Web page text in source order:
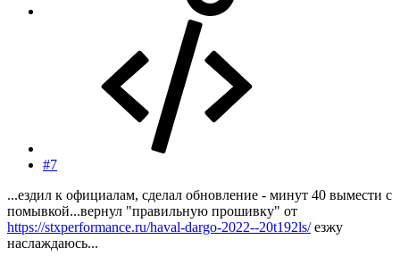
#7
...ездил к официалам, сделал обновление - минут 40 вымести с
помывкой...вернул "правильную прошивку" от
https://stxperformance.ru/haval-dargo-2022--20t192ls/езжу
наслаждаюсь...